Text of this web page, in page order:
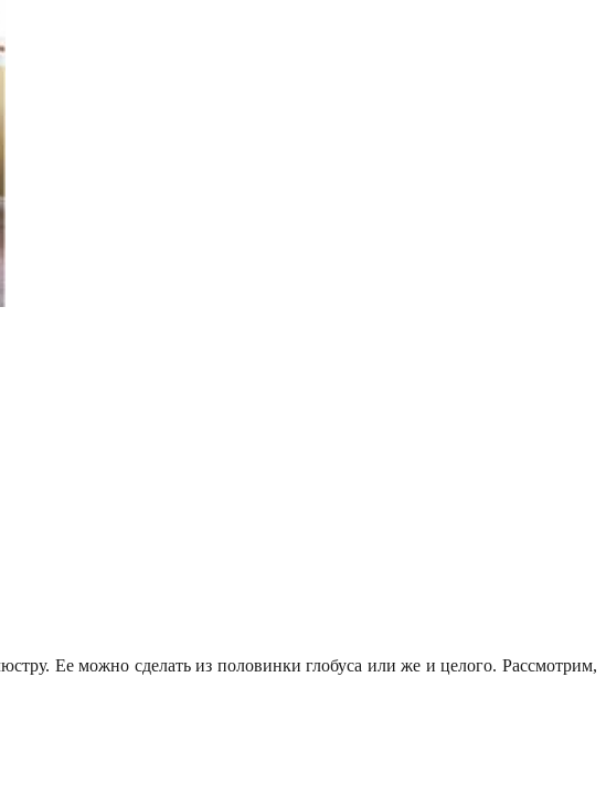
Ее можно сделать из половинки глобуса или же и целого. Рассмотрим,